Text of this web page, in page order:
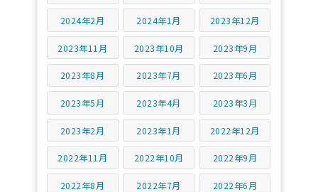
2024年2月 2024年1月 2023年12月
2023年11月 2023年10月 2023年9月
2023年8月 2023年7月 2023年6月
2023年5月 2023年4月 2023年3月
2023年2月 2023年1月 2022年12月
2022年11月 2022年10月 2022年9月
2022年8月 2022年7月 2022年6月